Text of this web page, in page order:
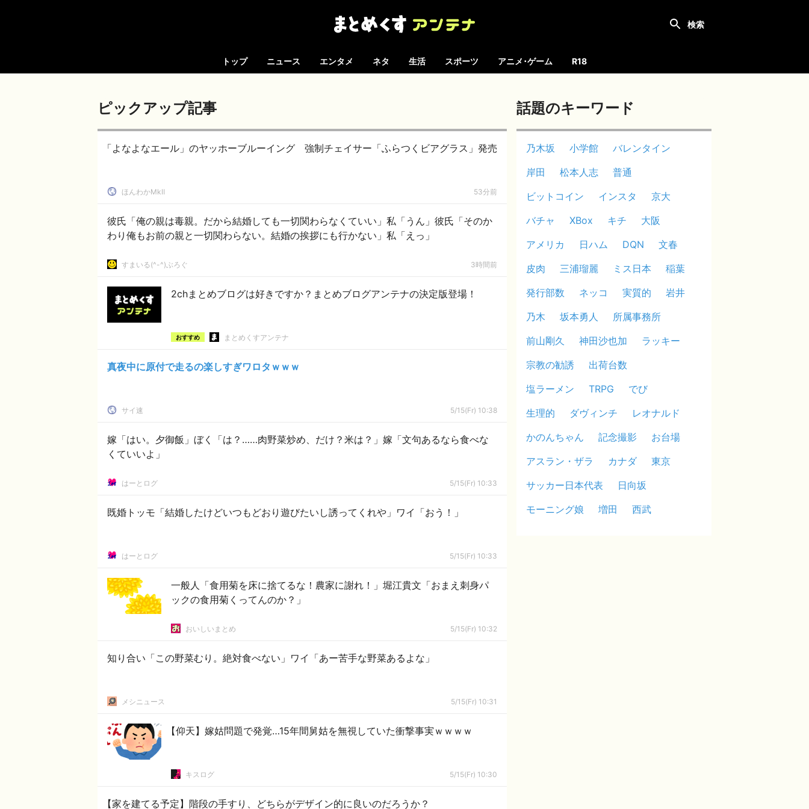
トップ ニュース エンタメ ネタ 生活 スポーツ アニメ･ゲーム R18
ピックアップ記事
「よなよなエール」のヤッホーブルーイング 強制チェイサー「ふらつくビアグラス」発売
ほんわかMkⅡ 53分前
彼氏「俺の親は毒親。だから結婚しても一切関わらなくていい」私「うん」彼氏「そのか
わり俺もお前の親と一切関わらない。結婚の挨拶にも行かない」私「えっ」
すまいる(^-^)ぶろぐ 3時間前
2chまとめブログは好きですか？まとめブログアンテナの決定版登場！
おすすめ まとめくすアンテナ
真夜中に原付で走るの楽しすぎワロタｗｗｗ
サイ速 5/15(Fr) 10:38
嫁「はい。夕御飯」ぼく「は？……肉野菜炒め、だけ？米は？」嫁「文句あるなら食べな
くていいよ」
はーとログ 5/15(Fr) 10:33
既婚トッモ「結婚したけどいつもどおり遊びたいし誘ってくれや」ワイ「おう！」
はーとログ 5/15(Fr) 10:33
一般人「食用菊を床に捨てるな！農家に謝れ！」堀江貴文「おまえ刺身パ
ックの食用菊くってんのか？」
おいしいまとめ 5/15(Fr) 10:32
知り合い「この野菜むり。絶対食べない」ワイ「あー苦手な野菜あるよな」
メシニュース 5/15(Fr) 10:31
【仰天】嫁姑問題で発覚…15年間舅姑を無視していた衝撃事実ｗｗｗｗ
キスログ 5/15(Fr) 10:30
【家を建てる予定】階段の手すり、どちらがデザイン的に良いのだろうか？
話題のキーワード
乃木坂 小学館
バレンタイン
岸田
松本人志
普通
ビットコイン
インスタ
京大
バチャ
XBox キチ
大阪
アメリカ
日ハム DQN
文春
皮肉
三浦瑠麗 ミス日本
稲葉
発行部数
ネッコ 実質的
岩井
乃木
坂本勇人
所属事務所
前山剛久
神田沙也加
ラッキー
宗教の勧誘
出荷台数
塩ラーメン
TRPG
でび
生理的
ダヴィンチ
レオナルド
かのんちゃん
記念撮影
お台場
アスラン・ザラ
カナダ
東京
サッカー日本代表
日向坂
モーニング娘
増田 西武